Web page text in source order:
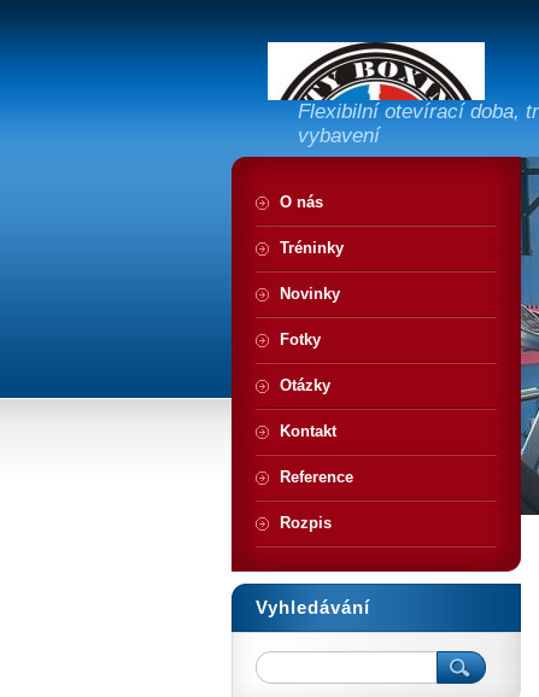
Flexibilní otevírací doba,
vybavení
O nás
Tréninky
Novinky
Fotky
Otázky
Kontakt
Reference
Rozpis
Vyhledávání